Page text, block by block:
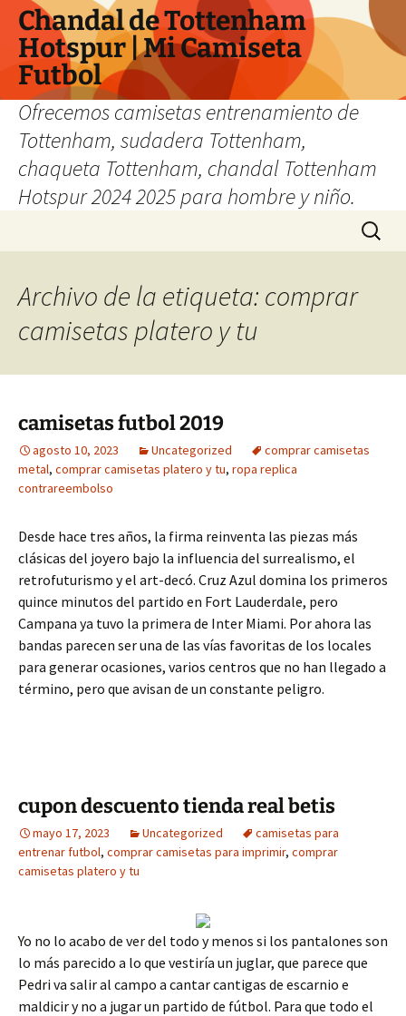
Chandal de Tottenham
Hotspur | Mi Camiseta
Futbol
Ofrecemos camisetas entrenamiento de
Tottenham, sudadera Tottenham,
chaqueta Tottenham, chandal Tottenham
Hotspur 2024 2025 para hombre y niño.
Buscar:
Archivo de la etiqueta: comprar
camisetas platero y tu
camisetas futbol 2019
agosto 10, 2023 Uncategorized
comprar camisetas
metal, comprar camisetas platero y tu, ropa replica
contrareembolso
Desde hace tres años, la firma reinventa las piezas más
clásicas del joyero bajo la influencia del surrealismo, el
retrofuturismo y el art-decó. Cruz Azul domina los primeros
quince minutos del partido en Fort Lauderdale, pero
Campana ya tuvo la primera de Inter Miami. Por ahora las
bandas parecen ser una de las vías favoritas de los locales
para generar ocasiones, varios centros que no han llegado a
término, pero que avisan de un constante peligro.
cupon descuento tienda real betis
mayo 17, 2023 Uncategorized
camisetas para
entrenar futbol, comprar camisetas para imprimir, comprar
camisetas platero y tu
Yo no lo acabo de ver del todo y menos si los pantalones son
lo más parecido a lo que vestiría un juglar, que parece que
Pedri va salir al campo a cantar cantigas de escarnio e
maldicir y no a jugar un partido de fútbol. Para que todo el